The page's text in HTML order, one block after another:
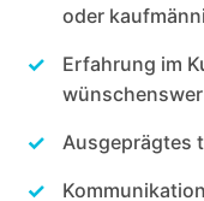
oder
Erfahrung im
Ausgeprägtes